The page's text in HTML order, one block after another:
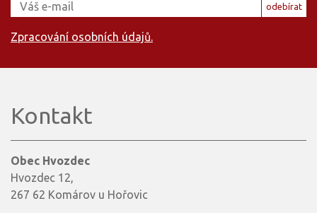
odebírat
Zpracování osobních údajů.
Kontakt
Obec Hvozdec
Hvozdec 12,
267 62 Komárov u Hořovic